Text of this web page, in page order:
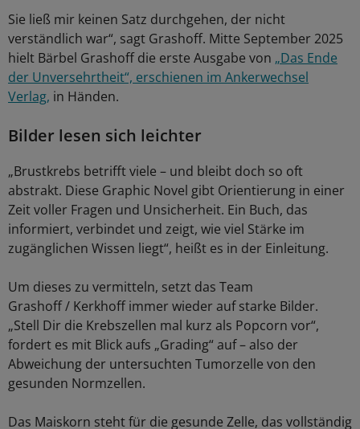
Sie ließ mir keinen Satz durchgehen, der nicht
verständlich war“, sagt Grashoff. Mitte September 2025
hielt Bärbel Grashoff die erste Ausgabe von „Das Ende
der Unversehrtheit“, erschienen im Ankerwechsel
Verlag, in Händen.
Bilder lesen sich leichter
„Brustkrebs betrifft viele – und bleibt doch so oft
abstrakt. Diese Graphic Novel gibt Orientierung in einer
Zeit voller Fragen und Unsicherheit. Ein Buch, das
informiert, verbindet und zeigt, wie viel Stärke im
zugänglichen Wissen liegt“, heißt es in der Einleitung.
Um dieses zu vermitteln, setzt das Team
Grashoff / Kerkhoff immer wieder auf starke Bilder.
„Stell Dir die Krebszellen mal kurz als Popcorn vor“,
fordert es mit Blick aufs „Grading“ auf – also der
Abweichung der untersuchten Tumorzelle von den
gesunden Normzellen.
Das Maiskorn steht für die gesunde Zelle, das vollständig